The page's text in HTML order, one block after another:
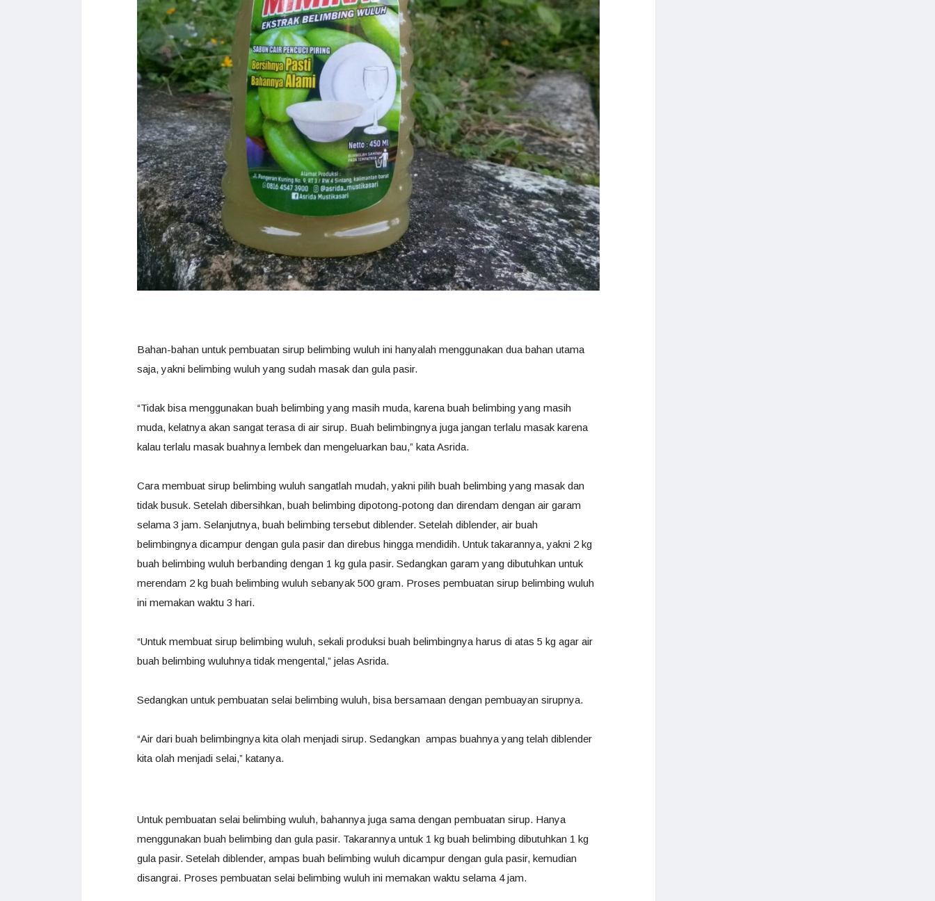
Bahan-bahan untuk pembuatan sirup belimbing wuluh ini hanyalah menggunakan dua bahan utama
saja, yakni belimbing wuluh yang sudah masak dan gula pasir.
“Tidak bisa menggunakan buah belimbing yang masih muda, karena buah belimbing yang masih
muda, kelatnya akan sangat terasa di air sirup. Buah belimbingnya juga jangan terlalu masak karena
kalau terlalu masak buahnya lembek dan mengeluarkan bau,” kata Asrida.
Cara membuat sirup belimbing wuluh sangatlah mudah, yakni pilih buah belimbing yang masak dan
tidak busuk. Setelah dibersihkan, buah belimbing dipotong-potong dan direndam dengan air garam
selama 3 jam. Selanjutnya, buah belimbing tersebut diblender. Setelah diblender, air buah
belimbingnya dicampur dengan gula pasir dan direbus hingga mendidih. Untuk takarannya, yakni 2 kg
buah belimbing wuluh berbanding dengan 1 kg gula pasir. Sedangkan garam yang dibutuhkan untuk
merendam 2 kg buah belimbing wuluh sebanyak 500 gram. Proses pembuatan sirup belimbing wuluh
ini memakan waktu 3 hari.
“Untuk membuat sirup belimbing wuluh, sekali produksi buah belimbingnya harus di atas 5 kg agar air
buah belimbing wuluhnya tidak mengental,” jelas Asrida.
Sedangkan untuk pembuatan selai belimbing wuluh, bisa bersamaan dengan pembuayan sirupnya.
“Air dari buah belimbingnya kita olah menjadi sirup. Sedangkan ampas buahnya yang telah diblender
kita olah menjadi selai,” katanya.
Untuk pembuatan selai belimbing wuluh, bahannya juga sama dengan pembuatan sirup. Hanya
menggunakan buah belimbing dan gula pasir. Takarannya untuk 1 kg buah belimbing dibutuhkan 1 kg
gula pasir. Setelah diblender, ampas buah belimbing wuluh dicampur dengan gula pasir, kemudian
disangrai. Proses pembuatan selai belimbing wuluh ini memakan waktu selama 4 jam.